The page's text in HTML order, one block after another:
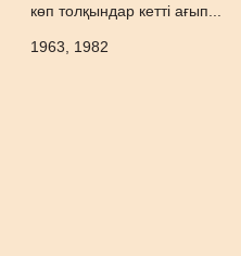
көп толқындар кетті ағып...
1963, 1982